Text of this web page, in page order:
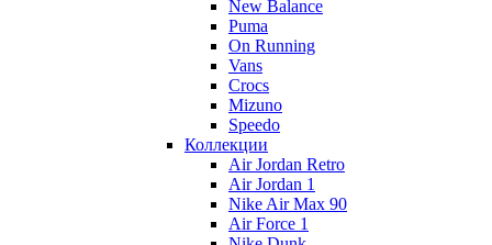
New Balance
Puma
On Running
Vans
Crocs
Mizuno
Speedo
Коллекции
Air Jordan Retro
Air Jordan 1
Nike Air Max 90
Air Force 1